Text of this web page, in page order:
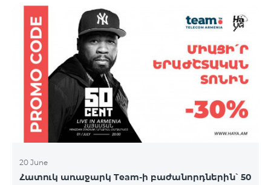
20 June
Հատուկ առաջարկ Team-ի բաժանորդներին՝ 50